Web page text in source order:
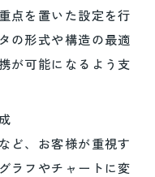
点を置いた設定を行
の形式や構造の最適
が可能になるよう支
ど、お客様が重視す
ラフやチャートに変